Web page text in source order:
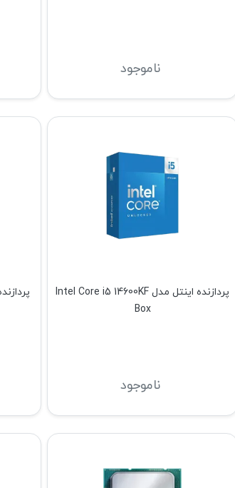
ناموجود
پردازنده اینتل مدل Intel Core i5 14600KF
Box
ناموجود